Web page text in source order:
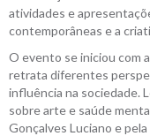
atividades e
contemporâneas e a
O evento se iniciou com
retrata diferentes
influência na sociedade.
sobre arte e saúde
Gonçalves Luciano e